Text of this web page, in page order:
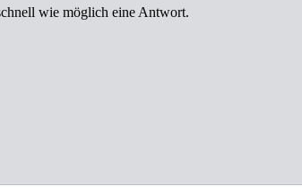
wie möglich eine Antwort.